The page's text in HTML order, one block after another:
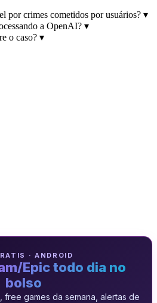
por crimes cometidos por usuários? ▾
a OpenAI? ▾
o caso? ▾
· ANDROID
Epic todo dia no
bolso
games da semana, alertas de